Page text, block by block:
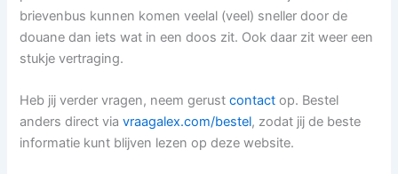
brievenbus kunnen komen veelal (veel) sneller door de
douane dan iets wat in een doos zit. Ook daar zit weer een
stukje vertraging.
Heb jij verder vragen, neem gerustcontact op. Bestel
anders direct viavraagalex.com/bestel, zodat jij de beste
informatie kunt blijven lezen op deze website.